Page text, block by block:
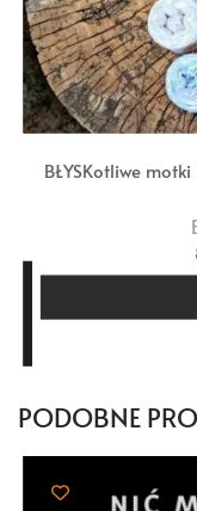
BŁYSKotliwe
PODOBNE